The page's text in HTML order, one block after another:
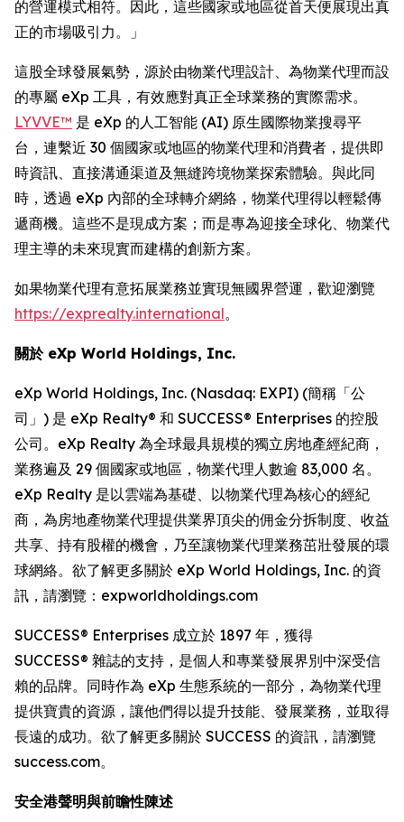
的營運模式相符。因此，這些國家或地區從首天便展現出真
正的市場吸引力。」
這股全球發展氣勢，源於由物業代理設計、為物業代理而設
的專屬 eXp 工具，有效應對真正全球業務的實際需求。
LYVVE™ 是 eXp 的人工智能 (AI) 原生國際物業搜尋平
台，連繫近 30 個國家或地區的物業代理和消費者，提供即
時資訊、直接溝通渠道及無縫跨境物業探索體驗。與此同
時，透過 eXp 內部的全球轉介網絡，物業代理得以輕鬆傳
遞商機。這些不是現成方案；而是專為迎接全球化、物業代
理主導的未來現實而建構的創新方案。
如果物業代理有意拓展業務並實現無國界營運，歡迎瀏覽
https://exprealty.international。
關於 eXp World Holdings, Inc.
eXp World Holdings, Inc. (Nasdaq: EXPI) (簡稱「公
司」) 是 eXp Realty® 和 SUCCESS® Enterprises 的控股
公司。eXp Realty 為全球最具規模的獨立房地產經紀商，
業務遍及 29 個國家或地區，物業代理人數逾 83,000 名。
eXp Realty 是以雲端為基礎、以物業代理為核心的經紀
商，為房地產物業代理提供業界頂尖的佣金分拆制度、收益
共享、持有股權的機會，乃至讓物業代理業務茁壯發展的環
球網絡。欲了解更多關於 eXp World Holdings, Inc. 的資
訊，請瀏覽：expworldholdings.com
SUCCESS® Enterprises 成立於 1897 年，獲得
SUCCESS® 雜誌的支持，是個人和專業發展界別中深受信
賴的品牌。同時作為 eXp 生態系統的一部分，為物業代理
提供寶貴的資源，讓他們得以提升技能、發展業務，並取得
長遠的成功。欲了解更多關於 SUCCESS 的資訊，請瀏覽
success.com。
安全港聲明與前瞻性陳述